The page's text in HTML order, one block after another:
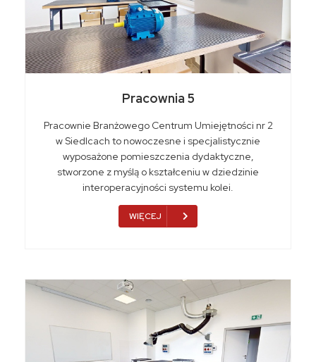
Pracownia 5
Pracownie Branżowego Centrum Umiejętności nr 2
w Siedlcach to nowoczesne i specjalistycznie
wyposażone pomieszczenia dydaktyczne,
stworzone z myślą o kształceniu w dziedzinie
interoperacyjności systemu kolei.
WIĘCEJ